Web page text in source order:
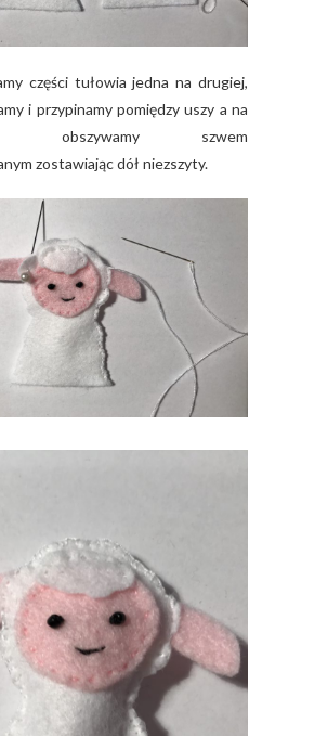
części tułowia jedna na drugiej,
i przypinamy pomiędzy uszy a na
obszywamy szwem
zostawiając dół niezszyty.